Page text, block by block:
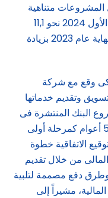
تمويل المشروعات متناهية
الصغر، بلغ رصيد المحفظة بنهاية الربع الأول 2024 نحو 11,1
مليار جنيه مقارنة ب 10,5 مليار جنيه بنهاية عام 2023 بزيادة
وقع مع شركة
وتقديم خدماتها
180 فرعاً من فروع البنك المنتشرة فى
جميع أنحاء الجمهورية وذلك على مدار 5 أعوام كمرحلة أولى
الاتفاقية خطوة
من خلال تقديم
وطرق دفع مصممة لتلبية
مشيراً إلى